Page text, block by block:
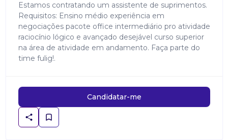
Estamos contratando um assistente de suprimentos.
Requisitos: Ensino médio experiência em
negociações pacote office intermediário pro atividade
raciocínio lógico e avançado desejável curso superior
na área de atividade em andamento. Faça parte do
time fulig!.
Candidatar-me